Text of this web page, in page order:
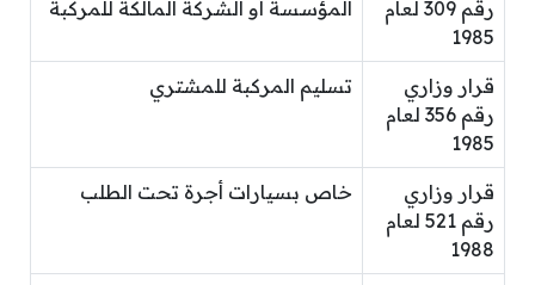
رقم 309 لعام
1985
المؤسسة أو الشركة المالكة للمركبة
قرار وزاري
رقم 356 لعام
1985
تسليم المركبة للمشتري
قرار وزاري
رقم 521 لعام
1988
خاص بسيارات أجرة تحت الطلب